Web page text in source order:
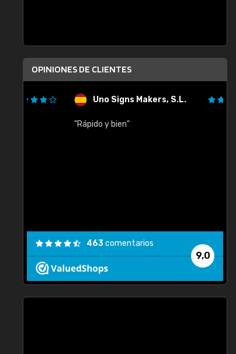
OPINIONES DE CLIENTES
Uno Signs Makers, S.L.
"Rápido y bien"
9,0
463comentarios